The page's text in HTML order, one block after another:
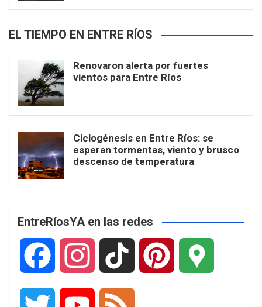
EL TIEMPO EN ENTRE RÍOS
Renovaron alerta por fuertes
vientos para Entre Ríos
Ciclogénesis en Entre Ríos: se
esperan tormentas, viento y brusco
descenso de temperatura
EntreRíosYA en las redes